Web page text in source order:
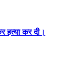
हत्या कर दी।